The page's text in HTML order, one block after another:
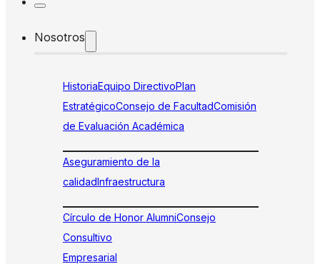
Nosotros
HistoriaEquipo DirectivoPlan
EstratégicoConsejo de FacultadComisión
de Evaluación Académica
Aseguramiento de la
calidadInfraestructura
Círculo de Honor AlumniConsejo
Consultivo
Empresarial